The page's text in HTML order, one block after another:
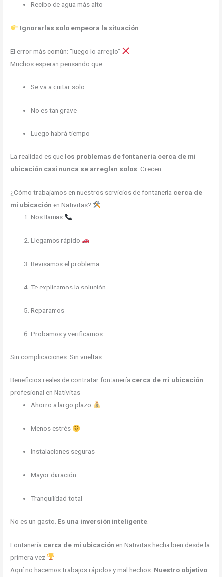
Recibo de agua más alto
Ignorarlas solo empeora la situación
El error más común: “luego lo arreglo”
Muchos esperan pensando que:
Se va a quitar solo
No es tan grave
Luego habrá tiempo
La realidad es que los problemas de fontanería cerca de mi
ubicación casi nunca se arreglan solos. Crecen.
¿Cómo trabajamos en nuestros servicios de fontanería cerca de
mi ubicación en Nativitas?
Nos llamas
Llegamos rápido
Revisamos el problema
Te explicamos la solución
Reparamos
Probamos y verificamos
Sin complicaciones. Sin vueltas.
Beneficios reales de contratar fontanería cerca de mi ubicación
profesional en Nativitas
Ahorro a largo plazo
Menos estrés
Instalaciones seguras
Mayor duración
Tranquilidad total
No es un gasto. Es una inversión inteligente
Fontanería cerca de mi ubicación en Nativitas hecha bien desde la
primera vez
Aquí no hacemos trabajos rápidos y mal hechos. Nuestro objetivo